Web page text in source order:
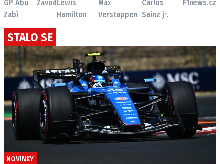
GP Abú
Zabí
ZávodLewis
Hamilton
Max
Verstappen
Carlos
Sainz jr.
F1news.cz
STALO SE
NOVINKY